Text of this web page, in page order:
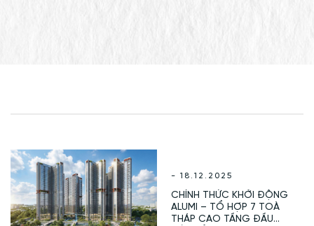
- 18.12.2025
CHÍNH THỨC KHỞI ĐỘNG
ALUMI – TỔ HỢP 7 TOÀ
THÁP CAO TẦNG ĐẦU